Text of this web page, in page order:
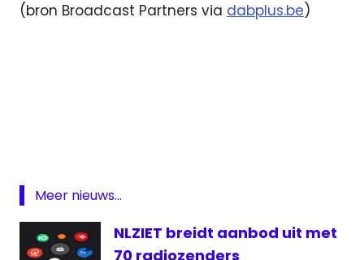
(bron Broadcast Partners via dabplus.be)
Meer nieuws...
NLZIET breidt aanbod uit met
70 radiozenders